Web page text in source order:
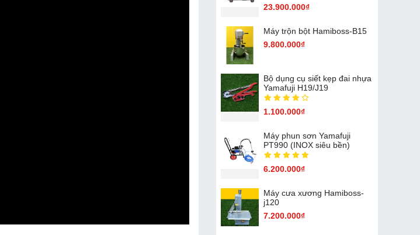
23.900.000₫
Máy trộn bột Hamiboss-B15
9.800.000₫
Bộ dụng cụ siết kẹp đai nhựa
Yamafuji H19/J19
1.100.000₫
Máy phun sơn Yamafuji
PT990 (INOX siêu bền)
6.200.000₫
Máy cưa xương Hamiboss-
j120
7.200.000₫